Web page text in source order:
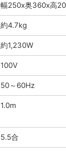
幅250x奥360x高
約4.7kg
約1,230W
100V
50～60Hz
1.0m
5.5合